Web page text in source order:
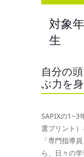
対象
生
自分の
ぶ力を
SAPIXの1~3
選プリント
「専門指導
ら、日々の